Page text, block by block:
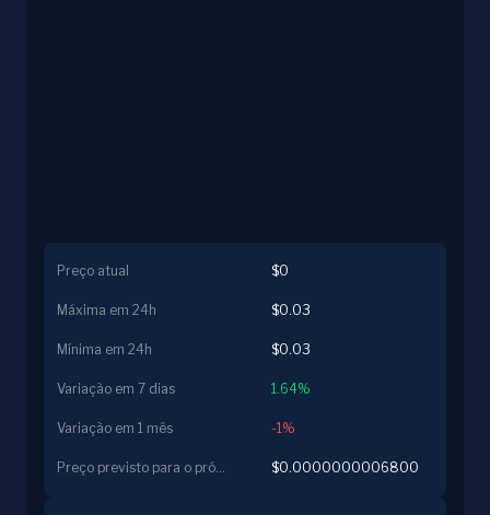
Preço atual $0
Máxima em 24h $0.03
Mínima em 24h $0.03
Variação em 7 dias 1.64%
Variação em 1 mês -1%
Preço previsto para o próximo dia $0.0000000006800